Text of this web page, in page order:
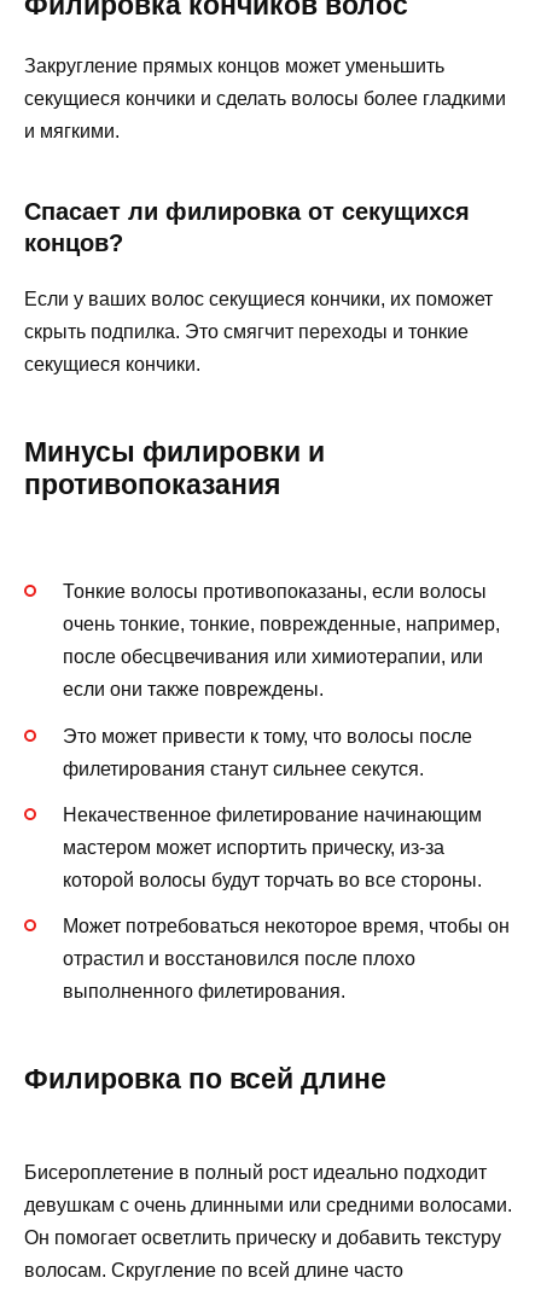
Закругление прямых концов может уменьшить
секущиеся кончики и сделать волосы более гладкими
и мягкими.
Спасает ли филировка от секущихся
концов?
Если у ваших волос секущиеся кончики, их поможет
скрыть подпилка. Это смягчит переходы и тонкие
секущиеся кончики.
Минусы филировки и
противопоказания
Тонкие волосы противопоказаны, если волосы
очень тонкие, тонкие, поврежденные, например,
после обесцвечивания или химиотерапии, или
если они также повреждены.
Это может привести к тому, что волосы после
филетирования станут сильнее секутся.
Некачественное филетирование начинающим
мастером может испортить прическу, из-за
которой волосы будут торчать во все стороны.
Может потребоваться некоторое время, чтобы он
отрастил и восстановился после плохо
выполненного филетирования.
Филировка по всей длине
Бисероплетение в полный рост идеально подходит
девушкам с очень длинными или средними волосами.
Он помогает осветлить прическу и добавить текстуру
волосам. Скругление по всей длине часто